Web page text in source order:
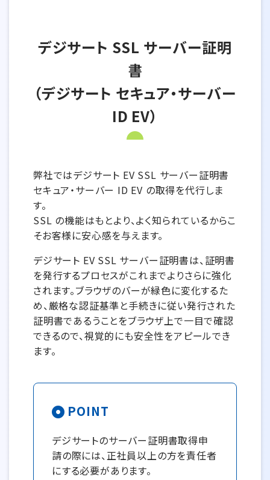
デジサート SSL サーバー証明
書
（デジサート セキュア・サーバー
ID EV）
弊社ではデジサート EV SSL サーバー証明書
セキュア・サーバー ID EV の取得を代行しま
す。
SSL の機能はもとより、よく知られているからこ
そお客様に安心感を与えます。
デジサート EV SSL サーバー証明書は、証明書
を発行するプロセスがこれまでよりさらに強化
されます。ブラウザのバーが緑色に変化するた
め、厳格な認証基準と手続きに従い発行された
証明書であるうことをブラウザ上で一目で確認
できるので、視覚的にも安全性をアピールでき
ます。
POINT
デジサートのサーバー証明書取得申
請の際には、正社員以上の方を責任者
にする必要があります。